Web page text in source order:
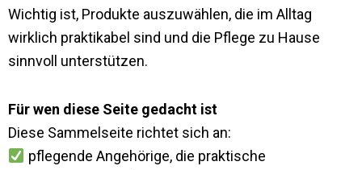
Wichtig ist, Produkte auszuwählen, die im Alltag
wirklich praktikabel sind und die Pflege zu Hause
sinnvoll unterstützen.
Für wen diese Seite gedacht ist
Diese Sammelseite richtet sich an:
pflegende Angehörige, die praktische